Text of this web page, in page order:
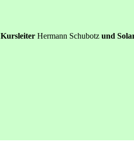
Kursleiter Hermann Schubotzund